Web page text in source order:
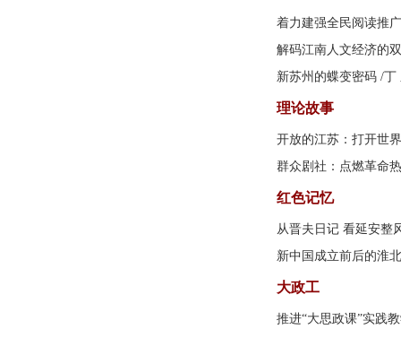
着力建强全民阅读推
解码江南人文经济的
新苏州的蝶变密码 /丁
理论故事
开放的江苏：打开世
群众剧社：点燃革命
红色记忆
从晋夫日记 看延安整
新中国成立前后的淮
大政工
推进“大思政课”实践